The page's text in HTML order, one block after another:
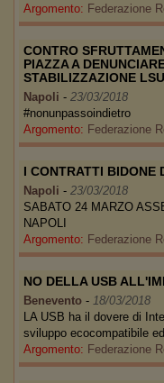
Argomento: Federazione
CONTRO
PIAZZA A
STABILIZZAZIONE
Napoli - 23/03/2018
#nonunpassoindietro
Argomento: Federazione
I CONTRATTI BIDONE
Napoli - 23/03/2018
SABATO 24 MARZO
NAPOLI
Argomento: Federazione
NO DELLA USB
Benevento - 18/03/2018
LA USB ha il dovere di
sviluppo ecocompatibile
Argomento: Federazione